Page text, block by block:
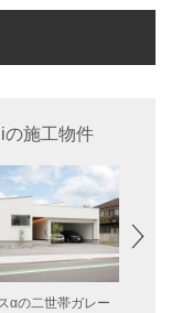
の施工物件
αの二世帯ガレー